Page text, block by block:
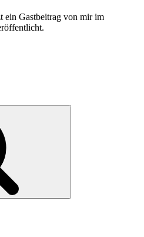
ein Gastbeitrag von mir im